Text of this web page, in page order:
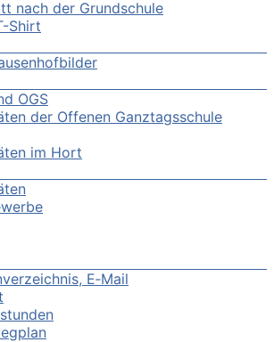
nach der Grundschule
Shirt
OGS
der Offenen Ganztagsschule
im Hort
E‑Mail